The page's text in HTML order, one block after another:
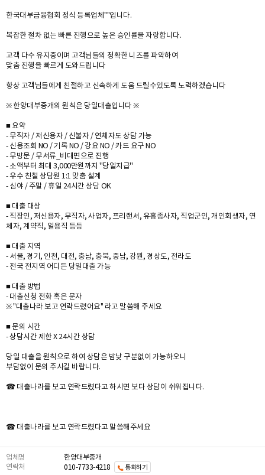
한국대부금융협회 정식 등록업체""입니다.
복잡한 절차 없는 빠른 진행으로 높은 승인률을 자랑합니다.
고객 다수 유지중이며 고객님들의 정확한 니즈를 파악하여
맞춤 진행을 빠르게 도와드립니다
항상 고객님들에게 친절하고 신속하게 도움 드릴수있도록 노력하겠습니다
※ 한양대부중개의 원칙은 당일대출입니다 ※
■ 요약
- 무직자 / 저신용자 / 신불자 / 연체자도 상담 가능
- 신용조회 NO / 기록 NO / 강요 NO / 카드 요구 NO
- 무방문 / 무서류_비대면으로 진행
- 소액부터 최대 3,000만원까지 ''당일지급''
- 우수 친철 상담원 1:1 맞춤 설계
- 심야 / 주말 / 휴일 24시간 상담 OK
■ 대출 대상
- 직장인, 저신용자, 무직자, 사업자, 프리랜서, 유흥종사자, 직업군인, 개인회생자, 연
체자, 계약직, 일용직 등등
■ 대출 지역
- 서울, 경기, 인천, 대전, 충남, 충북, 중남, 강원, 경상도, 전라도
- 전국 전지역 어디든 당일대출 가능
■ 대출 방법
- 대출신청 전화 혹은 문자
※ "대출나라 보고 연락드렸어요" 라고 말씀해 주세요
■ 문의 시간
- 상담시간 제한 X 24시간 상담
당일 대출을 원칙으로 하여 상담은 밤낮 구분없이 가능하오니
부담없이 문의 주시길 바랍니다.
☎ 대출나라를 보고 연락드렸다고 하시면 보다 상담이 쉬워집니다.
☎ 대출나라를 보고 연락드렸다고 말씀해주세요
업체명
한양대부중개
연락처
010-7733-4218 통화하기